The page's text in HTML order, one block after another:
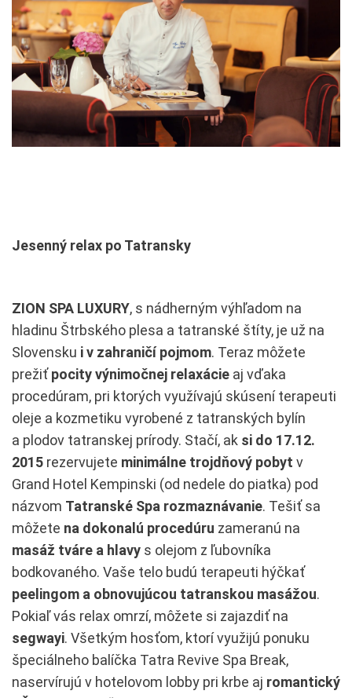
Jesenný relax po Tatransky
ZION SPA LUXURY, s nádherným výhľadom na
hladinu Štrbského plesa a tatranské štíty, je už na
Slovensku i v zahraničí pojmom. Teraz môžete
prežiťpocity výnimočnej relaxácie aj vďaka
procedúram, pri ktorých využívajú skúsení terapeuti
oleje a kozmetiku vyrobené z tatranských bylín
a plodov tatranskej prírody. Stačí, ak si do 17.12.
2015 rezervujete minimálne trojdňový pobyt v
Grand Hotel Kempinski (od nedele do piatka) pod
názvom Tatranské Spa rozmaznávanie. Tešiť sa
môžete na dokonalú procedúru zameranú na
masáž tváre a hlavy s olejom z ľubovníka
bodkovaného. Vaše telo budú terapeuti hýčkať
peelingom a obnovujúcou tatranskou masážou.
Pokiaľ vás relax omrzí, môžete si zajazdiť na
segwayi. Všetkým hosťom, ktorí využijú ponuku
špeciálneho balíčka Tatra Revive Spa Break,
naservírujú v hotelovom lobby pri krbe aj romantický